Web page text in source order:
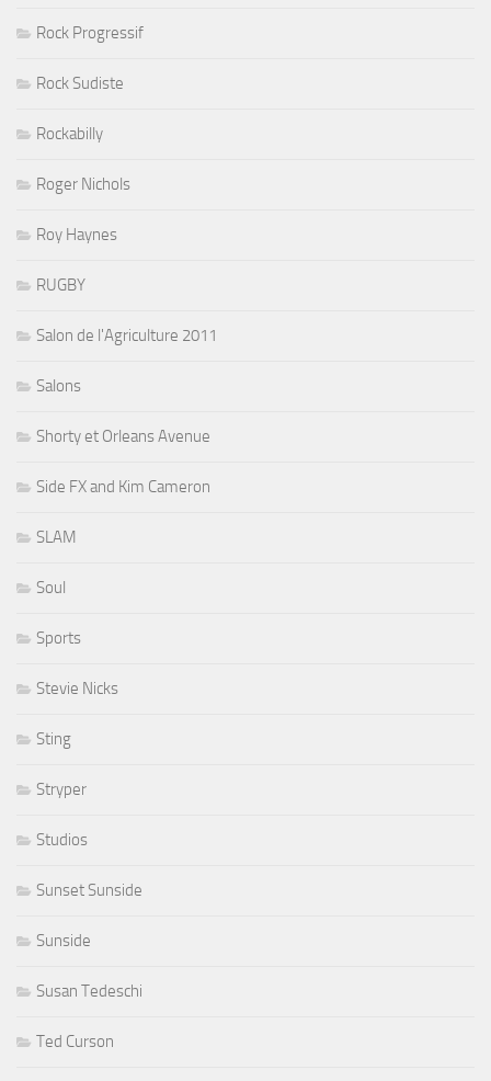
Rock Progressif
Rock Sudiste
Rockabilly
Roger Nichols
Roy Haynes
RUGBY
Salon de l'Agriculture 2011
Salons
Shorty et Orleans Avenue
Side FX and Kim Cameron
SLAM
Soul
Sports
Stevie Nicks
Sting
Stryper
Studios
Sunset Sunside
Sunside
Susan Tedeschi
Ted Curson